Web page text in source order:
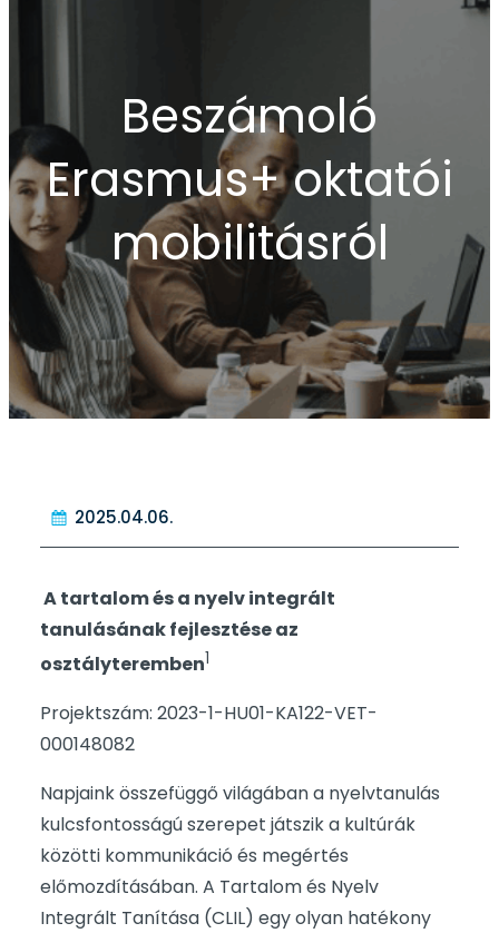
Beszámoló
Erasmus+ oktatói
mobilitásról
2025.04.06.
A tartalom és a nyelv integrált
tanulásának fejlesztése az
osztályteremben1
Projektszám: 2023-1-HU01-KA122-VET-
000148082
Napjaink összefüggő világában a nyelvtanulás
kulcsfontosságú szerepet játszik a kultúrák
közötti kommunikáció és megértés
előmozdításában. A Tartalom és Nyelv
Integrált Tanítása (CLIL) egy olyan hatékony